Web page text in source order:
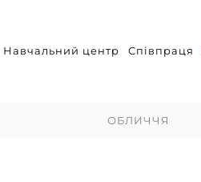
Навчальний центр Співпраця
ОБЛИЧЧЯ